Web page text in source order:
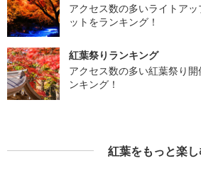
アクセス数の多いライトア
ットをランキング！
紅葉祭りランキング
アクセス数の多い紅葉祭り
ンキング！
紅葉をもっと楽